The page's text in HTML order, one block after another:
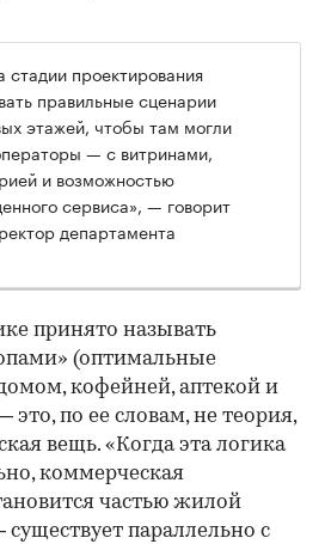
проектирования
правильные сценарии
этажей, чтобы там могли
— с витринами,
и возможностью
сервиса», — говорит
департамента
принято называть
(оптимальные
кофейней, аптекой и
это, по ее словам, не теория,
вещь. «Когда эта логика
коммерческая
частью жилой
параллельно с